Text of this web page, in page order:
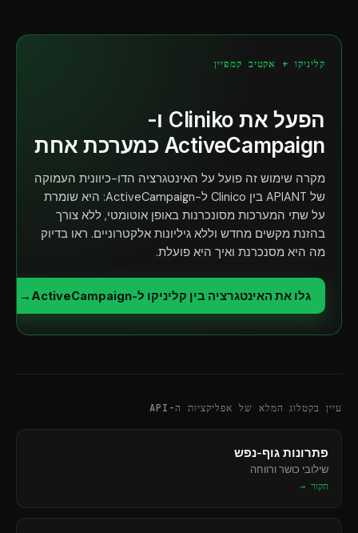
קליניקו + אקטיב קמפיין
הפעל את Cliniko ו-
ActiveCampaign כמערכת אחת
מקרה שימוש זה פועל על האינטגרציה הדו-כיוונית העמוקה
של APIANT בין Clinico ל-ActiveCampaign: היא שומרת
על שתי המערכות מסונכרנות באופן אוטומטי, ללא צורך
בהזנת מקשים מחדש וללא גיליונות אלקטרוניים. ראו בדיוק
מה היא מסנכרנת ואיך היא פועלת.
גלו את האינטגרציה בין קליניקו ל-ActiveCampaign →
עיין בקטלוג המלא של אפליקציות ה-API
פתרונות גוף-נפש
שילובי כושר ורווחה
חקור →